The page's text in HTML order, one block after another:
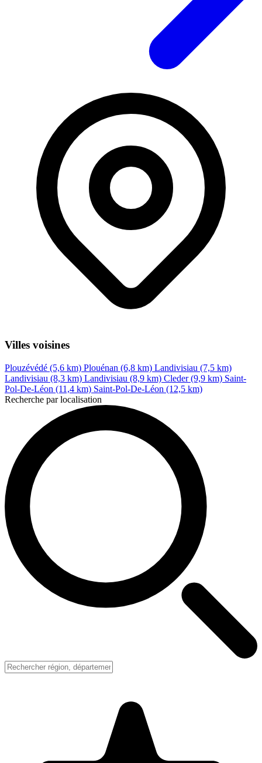
Villes voisines
Plouzévédé (5,6 km) Plouénan (6,8 km) Landivisiau (7,5 km)
Landivisiau (8,3 km) Landivisiau (8,9 km) Cleder (9,9 km) Saint-
Pol-De-Léon (11,4 km) Saint-Pol-De-Léon (12,5 km)
Recherche par localisation